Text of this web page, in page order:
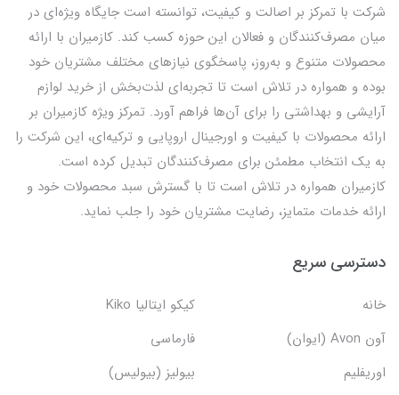
شرکت با تمرکز بر اصالت و کیفیت، توانسته است جایگاه ویژه‌ای در
میان مصرف‌کنندگان و فعالان این حوزه کسب کند. کازمیران با ارائه
محصولات متنوع و به‌روز، پاسخگوی نیازهای مختلف مشتریان خود
بوده و همواره در تلاش است تا تجربه‌ای لذت‌بخش از خرید لوازم
آرایشی و بهداشتی را برای آن‌ها فراهم آورد. تمرکز ویژه کازمیران بر
ارائه محصولات با کیفیت و اورجینال اروپایی و ترکیه‌ای، این شرکت را
به یک انتخاب مطمئن برای مصرف‌کنندگان تبدیل کرده است.
کازمیران همواره در تلاش است تا با گسترش سبد محصولات خود و
ارائه خدمات متمایز، رضایت مشتریان خود را جلب نماید.
دسترسی سریع
خانه
کیکو ایتالیا Kiko
آون Avon (ایوان)
فارماسی
اوریفلیم
بیولیز (بیولیس)